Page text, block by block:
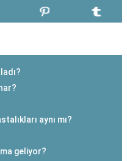
aynı mı?
geliyor?